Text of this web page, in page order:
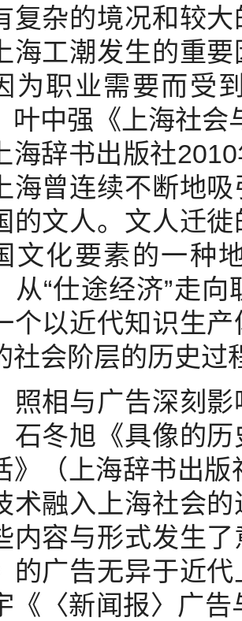
复杂的境况和较
海工潮发生的重
为职业需要而受
叶中强《上海社
海辞书出版社
海曾连续不断地
的文人。文人迁
文化要素的一种
从“仕途经济”走
个以近代知识生
社会阶层的历史过
与广告深刻影
石冬旭《具像的
》（上海辞书出
术融入上海社会
内容与形式发生
的广告无异于近
《〈新闻报〉广